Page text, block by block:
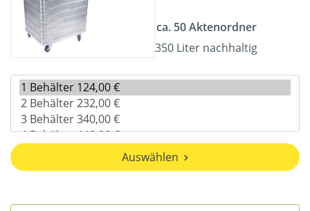
ca. 50 Aktenordner
350 Liter nachhaltig
Auswählen